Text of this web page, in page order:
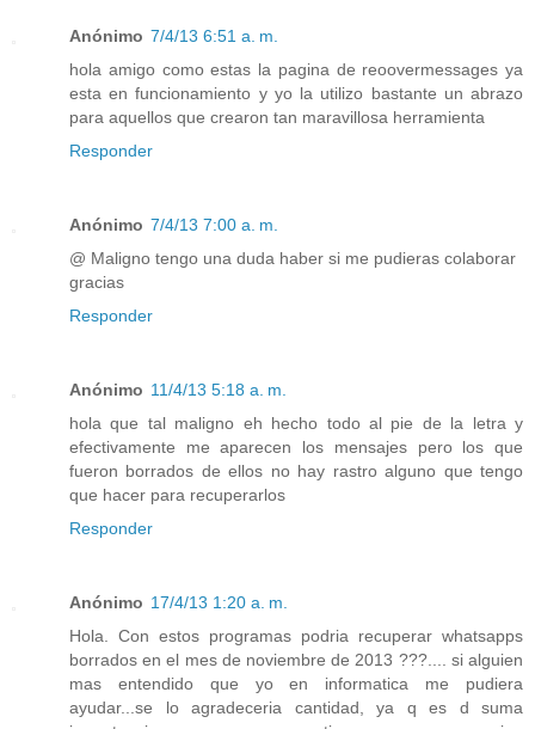
Anónimo 7/4/13 6:51 a. m.
hola amigo como estas la pagina de reoovermessages ya
esta en funcionamiento y yo la utilizo bastante un abrazo
para aquellos que crearon tan maravillosa herramienta
Responder
Anónimo 7/4/13 7:00 a. m.
@ Maligno tengo una duda haber si me pudieras colaborar
gracias
Responder
Anónimo 11/4/13 5:18 a. m.
hola que tal maligno eh hecho todo al pie de la letra y
efectivamente me aparecen los mensajes pero los que
fueron borrados de ellos no hay rastro alguno que tengo
que hacer para recuperarlos
Responder
Anónimo 17/4/13 1:20 a. m.
Hola. Con estos programas podria recuperar whatsapps
borrados en el mes de noviembre de 2013 ???.... si alguien
mas entendido que yo en informatica me pudiera
ayudar...se lo agradeceria cantidad, ya q es d suma